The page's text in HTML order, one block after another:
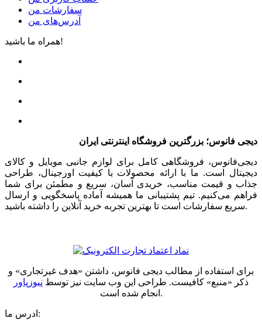
سفارشات من
آدرس‌های من
همراه ما باشید!
دیجی فانوس؛ بزرگترین فروشگاه اینترنتی ایران
دیجی‌فانوس، فروشگاهی کامل برای لوازم جانبی موبایل و کالای
دیجیتال است. ما با ارائه محصولات با کیفیت اورجینال، طراحی
جذاب و قیمت مناسب، خریدی آسان، سریع و مطمئن برای شما
فراهم می‌کنیم. تیم پشتیبانی ما همیشه آماده پاسخگویی و ارسال
سریع سفارشات است تا بهترین تجربه خرید آنلاین را داشته باشید.
برای استفاده از مطالب دیجی فانوس، داشتن «هدف غیرتجاری» و
ذکر «منبع» کافیست. طراحی این وب سایت نیز توسط نیوزپاور
انجام شده است.
ادرس ما: